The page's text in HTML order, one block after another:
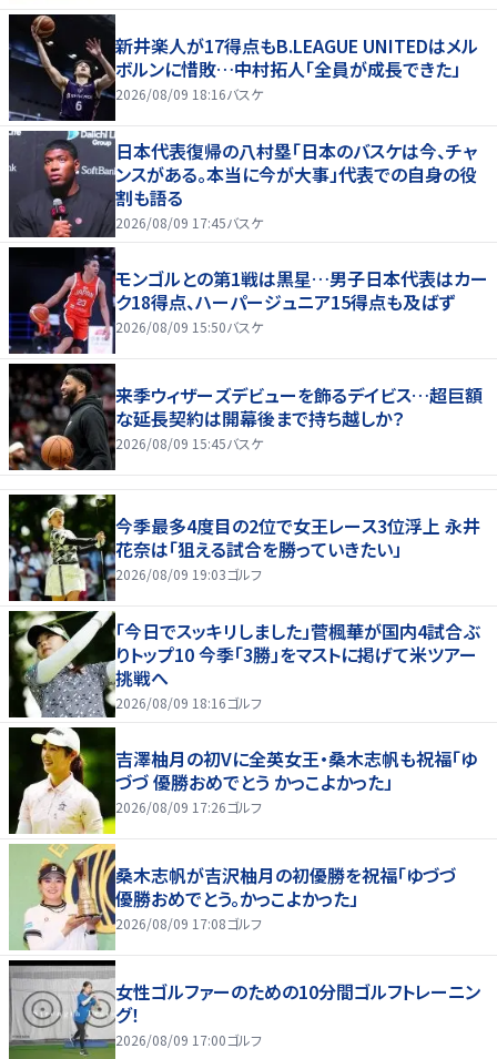
新井楽人が17得点もB.LEAGUE UNITEDはメル
ボルンに惜敗…中村拓人「全員が成長できた」
2026/08/09 18:16バスケ
日本代表復帰の八村塁「日本のバスケは今、チャ
ンスがある。本当に今が大事」代表での自身の役
割も語る
2026/08/09 17:45バスケ
モンゴルとの第1戦は黒星…男子日本代表はカー
ク18得点、ハーパージュニア15得点も及ばず
2026/08/09 15:50バスケ
来季ウィザーズデビューを飾るデイビス…超巨額
な延長契約は開幕後まで持ち越しか？
2026/08/09 15:45バスケ
今季最多4度目の2位で女王レース3位浮上 永井
花奈は「狙える試合を勝っていきたい」
2026/08/09 19:03ゴルフ
「今日でスッキリしました」菅楓華が国内4試合ぶ
りトップ10 今季「3勝」をマストに掲げて米ツアー
挑戦へ
2026/08/09 18:16ゴルフ
吉澤柚月の初Vに全英女王・桑木志帆も祝福「ゆ
づづ 優勝おめでとう かっこよかった」
2026/08/09 17:26ゴルフ
桑木志帆が吉沢柚月の初優勝を祝福「ゆづづ
優勝おめでとう。かっこよかった」
2026/08/09 17:08ゴルフ
女性ゴルファーのための10分間ゴルフトレーニン
グ！
2026/08/09 17:00ゴルフ